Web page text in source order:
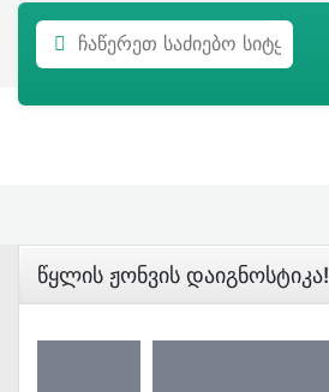
Წყლის Ჟონვის Დაიგნოსტიკა!